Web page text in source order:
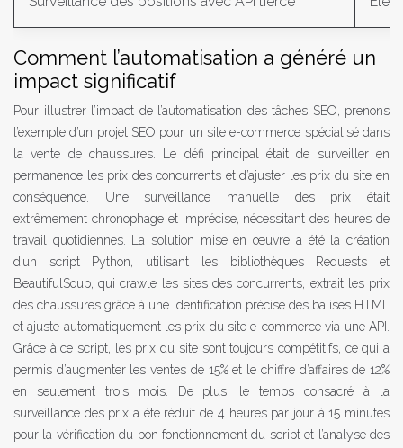
Comment l’automatisation a généré un
impact significatif
Pour illustrer l’impact de l’automatisation des tâches SEO, prenons
l’exemple d’un projet SEO pour un site e-commerce spécialisé dans
la vente de chaussures. Le défi principal était de surveiller en
permanence les prix des concurrents et d’ajuster les prix du site en
conséquence. Une surveillance manuelle des prix était
extrêmement chronophage et imprécise, nécessitant des heures de
travail quotidiennes. La solution mise en œuvre a été la création
d’un script Python, utilisant les bibliothèques Requests et
BeautifulSoup, qui crawle les sites des concurrents, extrait les prix
des chaussures grâce à une identification précise des balises HTML
et ajuste automatiquement les prix du site e-commerce via une API.
Grâce à ce script, les prix du site sont toujours compétitifs, ce qui a
permis d’augmenter les ventes de 15% et le chiffre d’affaires de 12%
en seulement trois mois. De plus, le temps consacré à la
surveillance des prix a été réduit de 4 heures par jour à 15 minutes
pour la vérification du bon fonctionnement du script et l’analyse des